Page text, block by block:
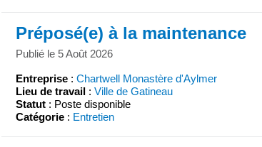
Préposé(e) à la maintenance
Publié le 5 Août 2026
Entreprise : Chartwell Monastère d'Aylmer
Lieu de travail : Ville de Gatineau
Statut : Poste disponible
Catégorie : Entretien